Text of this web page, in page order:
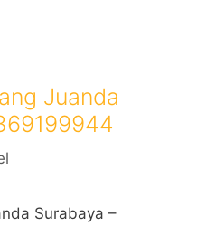
Juanda
Surabaya –